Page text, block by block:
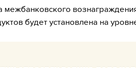
межбанковского
будет установлена на уровне